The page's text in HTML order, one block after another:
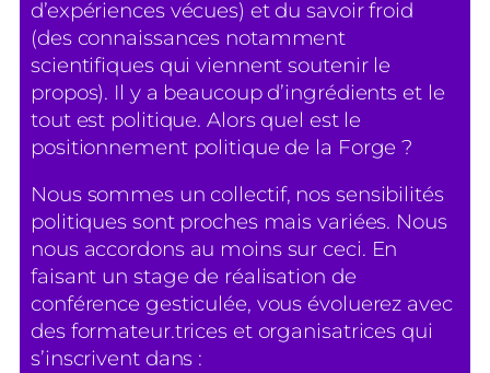
d’expériences vécues) et du savoir froid
(des connaissances notamment
scientifiques qui viennent soutenir le
propos). Il y a beaucoup d’ingrédients et le
tout est politique. Alors quel est le
positionnement politique de la Forge ?
Nous sommes un collectif, nos sensibilités
politiques sont proches mais variées. Nous
nous accordons au moins sur ceci. En
faisant un stage de réalisation de
conférence gesticulée, vous évoluerez avec
des formateur.trices et organisatrices qui
s’inscrivent dans :